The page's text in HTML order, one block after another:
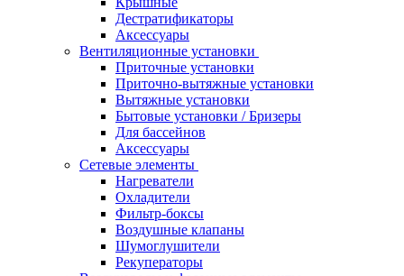
Дестратификаторы
Аксессуары
Вентиляционные установки
Приточные установки
Приточно-вытяжные установки
Вытяжные установки
Бытовые установки / Бризеры
Для бассейнов
Аксессуары
Сетевые элементы
Нагреватели
Охладители
Фильтр-боксы
Воздушные клапаны
Шумоглушители
Рекуператоры